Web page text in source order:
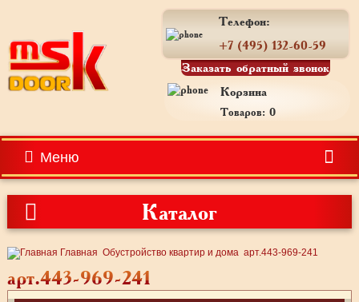
Телефон:
+7 (495) 132-60-59
Заказать обратный звонок
Корзина
Товаров: 0
Меню
Каталог
Главная Обустройство квартир и дома арт.443-969-241
арт.443-969-241